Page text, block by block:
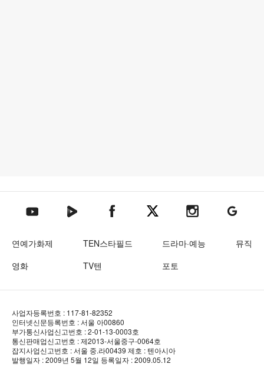
텐아시아 유튜브텐아시아 네이버TV텐아시아 페이스북텐아시아 엑스텐아시아 인스타그램
텐아시아
연예가화제 TEN스타필드 드라마·예능
뮤직
영화
TV텐 포토
사업자등록번호 : 117-81-82352
인터넷신문등록번호 : 서울 아00860
부가통신사업신고번호 : 2-01-13-0003호
통신판매업신고번호 : 제2013-서울중구-0064호
잡지사업신고번호 : 서울 중.라00439 제호 : 텐아시아
발행일자 : 2009년 5월 12일 등록일자 : 2009.05.12